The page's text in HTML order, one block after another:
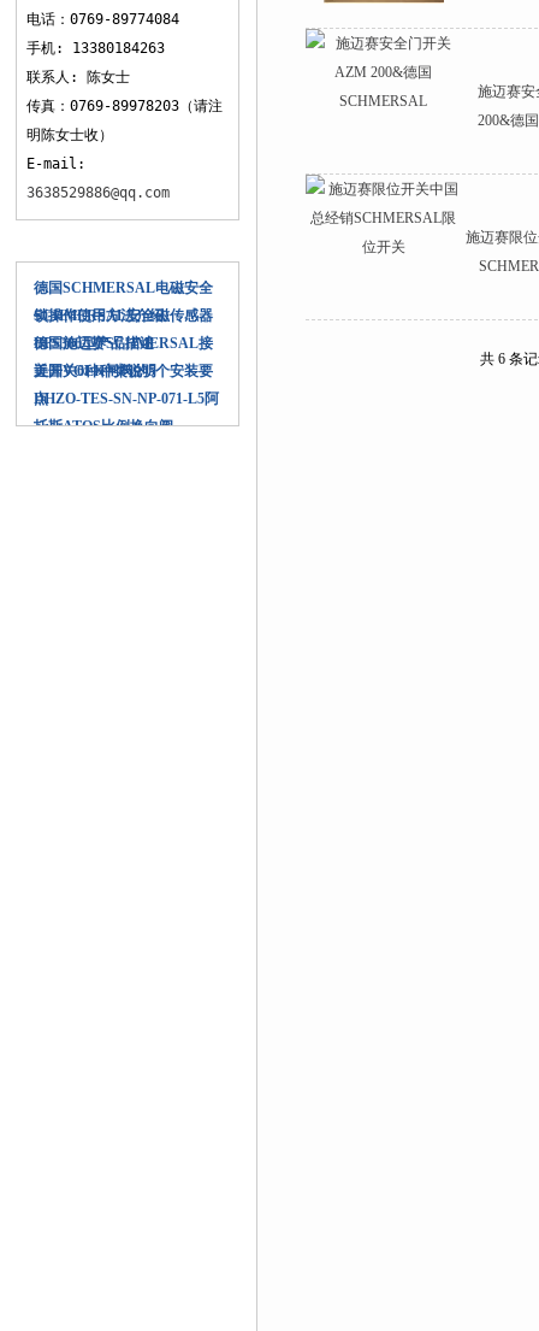
电话：0769-89774084
手机: 13380184263
联系人: 陈女士
传真：0769-89978203（请注
明陈女士收）
E-mail:
3638529886@qq.com
德国SCHMERSAL电磁安全
锁操作使用方法介绍
SCHMERSAL安全磁传感器
BPS300型产品描述
德国施迈赛SCHMERSAL接
近开关6种种类说明
美国VOLK闸阀的5个安装要
点
DHZO-TES-SN-NP-071-L5阿
托斯ATOS比例换向阀
施迈赛
200&德
施迈赛限
共 6 条